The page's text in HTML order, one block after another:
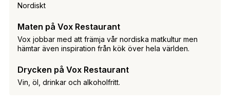
Nordiskt
Maten på Vox Restaurant
Vox jobbar med att främja vår nordiska matkultur men
hämtar även inspiration från kök över hela världen.
Drycken på Vox Restaurant
Vin, öl, drinkar och alkoholfritt.